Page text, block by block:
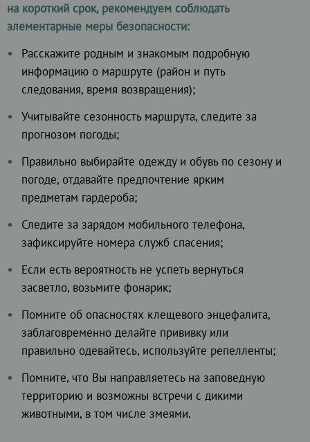
на короткий срок, рекомендуем соблюдать
элементарные меры безопасности:
Расскажите родным и знакомым подробную
информацию о маршруте (район и путь
следования, время возвращения);
Учитывайте сезонность маршрута, следите за
прогнозом погоды;
Правильно выбирайте одежду и обувь по сезону и
погоде, отдавайте предпочтение ярким
предметам гардероба;
Следите за зарядом мобильного телефона,
зафиксируйте номера служб спасения;
Если есть вероятность не успеть вернуться
засветло, возьмите фонарик;
Помните об опасностях клещевого энцефалита,
заблаговременно делайте прививку или
правильно одевайтесь, используйте репелленты;
Помните, что Вы направляетесь на заповедную
территорию и возможны встречи с дикими
животными, в том числе змеями.